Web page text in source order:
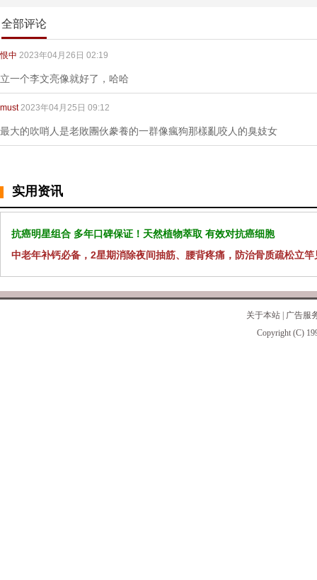
全部评论
恨中 2023年04月26日 02:19
立一个李文亮像就好了，哈哈
must 2023年04月25日 09:12
最大的吹哨人是老敗團伙豢養的一群像瘋狗那樣亂咬人的臭妓女
实用资讯
抗癌明星组合 多年口碑保证！天然植物萃取 有效对抗癌细胞
中老年补钙必备，2星期消除夜间抽筋、腰背疼痛，防治骨质疏松立竿
关于本站
广告服
Copyright (C)